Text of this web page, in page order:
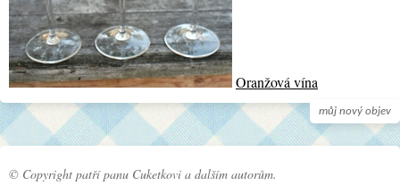
můj nový objev
Oranžová vína
© Copyright patří panu Cuketkovi a dalším autorům.